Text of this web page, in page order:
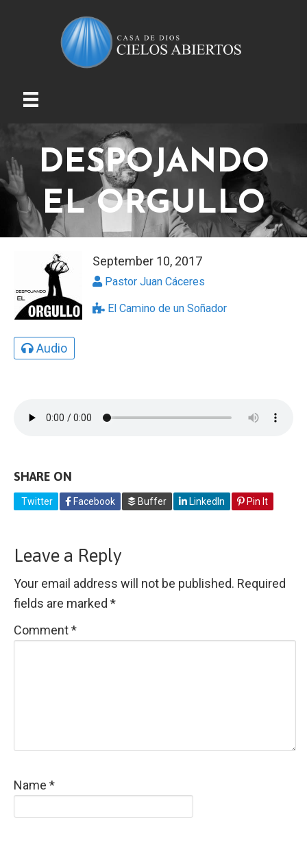
DESPOJANDO
EL ORGULLO
September 10, 2017
Pastor Juan Cáceres
El Camino de un Soñador
Audio
SHARE ON
Twitter Facebook Buffer LinkedIn Pin It
Leave a Reply
Your email address will not be published. Required
fields are marked *
Comment*
Name *